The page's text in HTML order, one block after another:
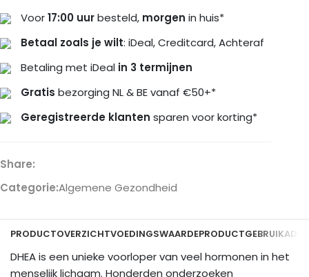
Voor17:00 uurbesteld, morgen in huis*
Betaal zoals je wilt: iDeal, Creditcard, Achteraf
Betaling met iDeal in 3 termijnen
Gratis bezorging NL & BE vanaf €50+*
Geregistreerde klanten sparen voor korting*
Share:
Categorie:Algemene Gezondheid
PRODUCTOVERZICHTVOEDINGSWAARDEPRODUCTGEBRUIK
DHEA is een unieke voorloper van veel hormonen in het
menselijk lichaam. Honderden onderzoeken